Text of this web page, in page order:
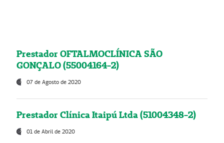
Prestador OFTALMOCLÍNICA SÃO
GONÇALO (55004164-2)
07 de Agosto de 2020
Prestador Clínica Itaipú Ltda (51004348-2)
01 de Abril de 2020